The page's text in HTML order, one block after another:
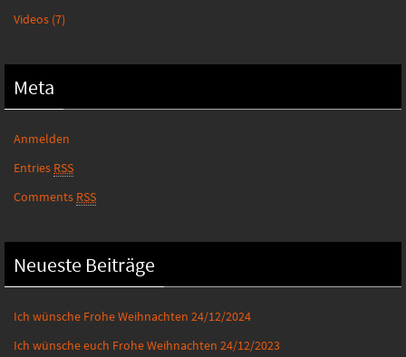
Videos (7)
Meta
Anmelden
Entries RSS
Comments RSS
Neueste Beiträge
Ich wünsche Frohe Weihnachten 24/12/2024
Ich wünsche euch Frohe Weihnachten 24/12/2023